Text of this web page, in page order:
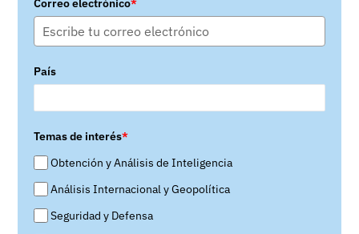
País
Temas de interés*
Obtención y Análisis de Inteligencia
Análisis Internacional y Geopolítica
Seguridad y Defensa